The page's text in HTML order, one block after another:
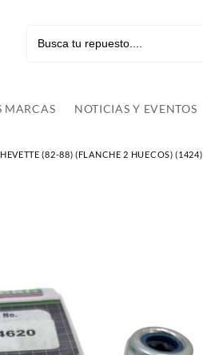
MARCAS NOTICIAS Y EVENTOS
(82-88) (FLANCHE 2 HUECOS) (1424)